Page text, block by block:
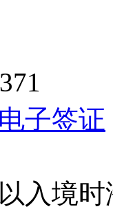
子签证
入境